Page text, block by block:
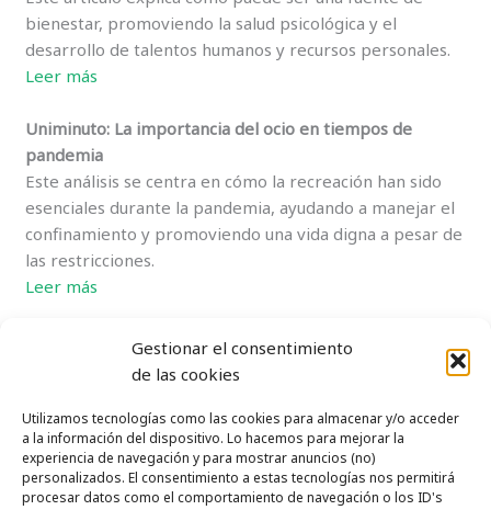
Gestionar el consentimiento
de las cookies
Utilizamos tecnologías como las cookies para almacenar y/o acceder
a la información del dispositivo. Lo hacemos para mejorar la
experiencia de navegación y para mostrar anuncios (no)
personalizados. El consentimiento a estas tecnologías nos permitirá
procesar datos como el comportamiento de navegación o los ID's
bienestar, promoviendo la salud psicológica y el
desarrollo de talentos humanos y recursos personales.
Leer más
Uniminuto: La importancia del ocio en tiempos de
pandemia
Este análisis se centra en cómo la recreación han sido
esenciales durante la pandemia, ayudando a manejar el
confinamiento y promoviendo una vida digna a pesar de
las restricciones.
Leer más
Entrada anterior Entrada siguiente→
Política de cookies (UE)